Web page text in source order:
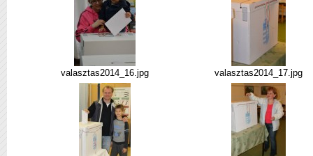
valasztas2014_16.jpg valasztas2014_17.jpg